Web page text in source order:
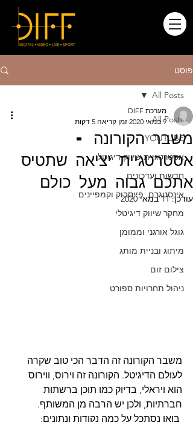
פוסט
All Posts
YOUTUBE
אסטרטגיית שיווק דיגיטלי
חדשות ועדכונים
אינסטגרם, פייסבוק וקמפיינים
מחקר שיווק דיגיטלי
גוגל אורגני וממומן
מיתוג ובניית מותג
צילום זום
ניהול תחרויות ספורט
All Posts
משבר הקורונה -
אסטרטגיית יציאה שתטיס
אתכם גבוה מעל כולם
מערכת DIFF
9 במאי 2020
זמן קריאה 5 דקות
עודכן:11 במאי 2020
משבר הקורונה זה הדבר הכי טוב שקרה
לעולם הדיגיטל. הקורונה זה וירוס, ווירוס
הוא ויראלי, בדיוק כמו תוכן ברשתות
חברתיות, ולכן יש הרבה מן המשותף.